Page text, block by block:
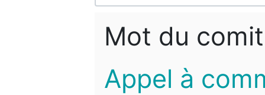
Mot du
Appel à